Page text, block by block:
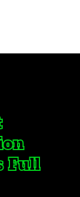
Full